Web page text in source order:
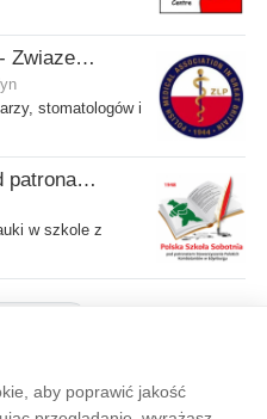
aby poprawić jakość
Polish Medical Association - Zwiazek Lekarzy Polskich w Wielkiej Brytanii
stomatologów i
Polska Szkoła Sobotnia pod patronatem SPK w Edynburgu - Filia Stenhouse
w szkole z
Regulamin Prywatność